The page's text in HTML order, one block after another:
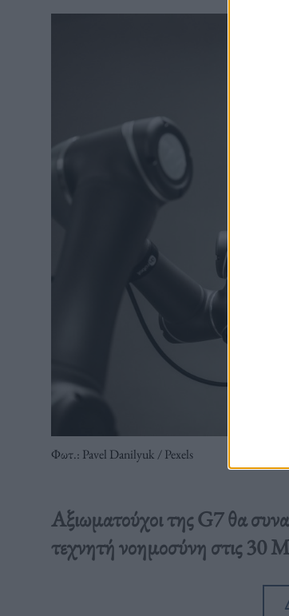
Φωτ.: Pavel Danilyuk / Pexels
Αξιωματούχοι της G7 θα
τεχνητή νοημοσύνη στις 30